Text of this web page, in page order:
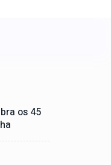
os 45